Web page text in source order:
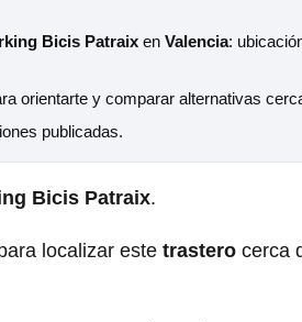
Bicis Patraix en Valencia:
orientarte y comparar alternativas
publicadas.
Bicis Patraix.
localizar este trastero cerca